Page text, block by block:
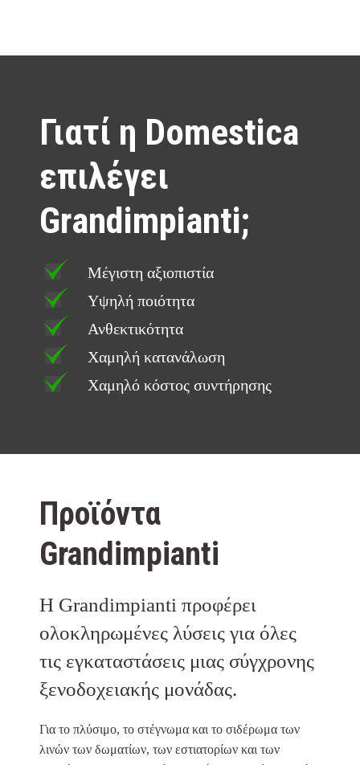
Γιατί η Domestica
επιλέγει
Grandimpianti;
Μέγιστη αξιοπιστία
Υψηλή ποιότητα
Ανθεκτικότητα
Χαμηλή κατανάλωση
Χαμηλό κόστος συντήρησης
Προϊόντα
Grandimpianti
Η Grandimpianti προφέρει
ολοκληρωμένες λύσεις για όλες
τις εγκαταστάσεις μιας σύγχρονης
ξενοδοχειακής μονάδας.
Για το πλύσιμο, το στέγνωμα και το σιδέρωμα των
λινών των δωματίων, των εστιατορίων και των